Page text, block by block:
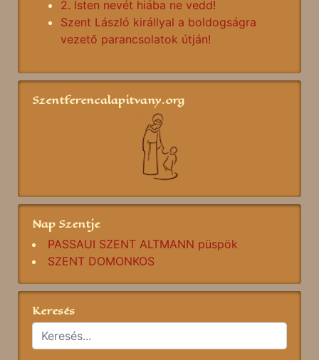
2. Isten nevét hiába ne vedd!
Szent László királlyal a boldogságra
vezető parancsolatok útján!
Szentferencalapitvany.org
Nap Szentje
PASSAUI SZENT ALTMANN püspök
SZENT DOMONKOS
Keresés